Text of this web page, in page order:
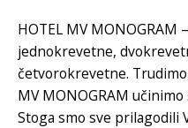
HOTEL MV MONOGRAM
jednokrevetne,
četvorokrevetne. Trudimo
MV MONOGRAM učinimo
Stoga smo sve prilagodili